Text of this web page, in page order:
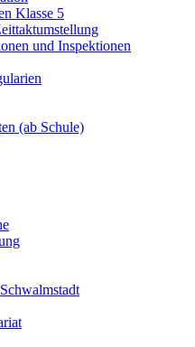
Klasse 5
und Inspektionen
(ab Schule)